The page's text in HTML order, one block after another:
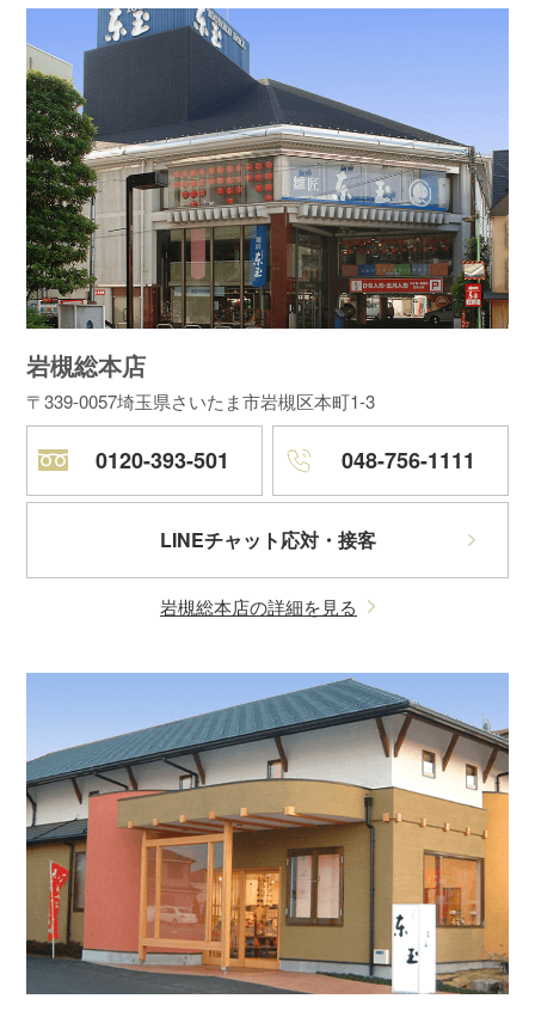
岩槻総本店
〒339-0057埼玉県さいたま市岩槻区本町1-3
0120-393-501 048-756-1111
LINEチャット応対・接客
岩槻総本店の詳細を見る